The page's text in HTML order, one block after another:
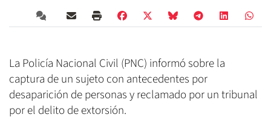
La Policía Nacional Civil (PNC) informó sobre la
captura de un sujeto con antecedentes por
desaparición de personas y reclamado por un tribunal
por el delito de extorsión.